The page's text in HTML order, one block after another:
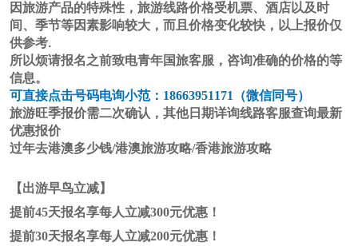
因旅游产品的特殊性，旅游线路价格受机票、酒店以及时
间、季节等因素影响较大，而且价格变化较快，以上报价仅
供参考.
所以烦请报名之前致电青年国旅客服，咨询准确的价格的等
信息。
可直接点击号码电询小范： 18663951171
（微信同号）
旅游旺季报价需二次确认，其他日期详询线路客服查询最新
优惠报价
过年去港澳多少钱/港澳旅游攻略/香港旅游攻略
【出游早鸟立减】
提前45天报名享每人立减300元优惠！
提前30天报名享每人立减200元优惠！